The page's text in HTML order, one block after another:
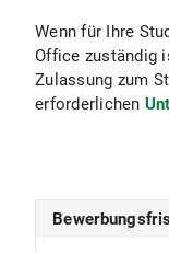
Wenn für Ihre
Office zuständig
Zulassung zum
erforderlichen